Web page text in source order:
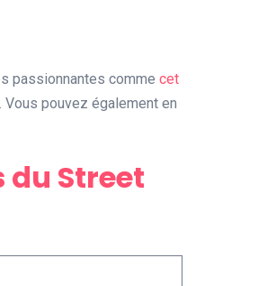
passionnantes comme cet
pouvez également en
Street